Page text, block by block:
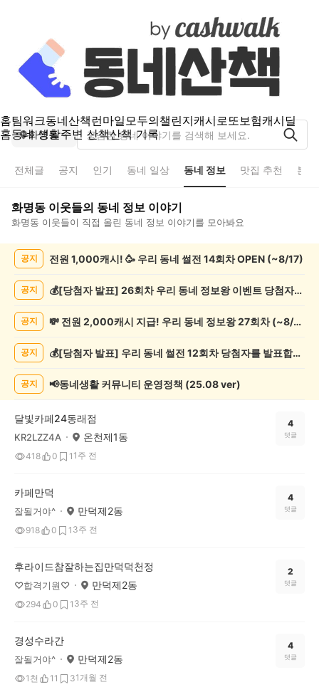
홈팀워크동네산책런마일모두의챌린지캐시로또보험캐시딜
홈동네 생활주변 산책산책 기록
화명동
전체글 공지 인기 동네 일상 동네 정보 맛집 추천 분
화명동 이웃들의 동네 정보 이야기
화명동 이웃들이 직접 올린 동네 정보 이야기를 모아봐요
록
공지 전원 1,000캐시! 🥳 우리 동네 썰전 14회차 OPEN (~8/17)
공지 💰[당첨자 발표] 26회차 우리 동네 정보왕 이벤트 당첨자를 발표합니다!
공지 💸 전원 2,000캐시 지급! 우리 동네 정보왕 27회차 (~8/10)
공지 💰[당첨자 발표] 우리 동네 썰전 12회차 당첨자를 발표합니다!
공지 📢동네생활 커뮤니티 운영정책 (25.08 ver)
달빛카페24동래점
KR2LZZ4A 온천제1동
418 0 1 1주 전
4
댓글
카페만덕
잘될거야^ 만덕제2동
918 0 1 3주 전
4
댓글
후라이드참잘하는집만덕덕천정
♡합격기원♡ 만덕제2동
294 0 1 3주 전
2
댓글
경성수라간
잘될거야^ 만덕제2동
1천 11 31개월 전
4
댓글